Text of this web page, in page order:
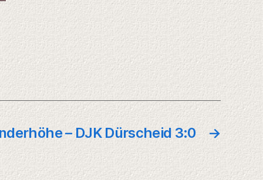
→
– DJK Dürscheid 3:0